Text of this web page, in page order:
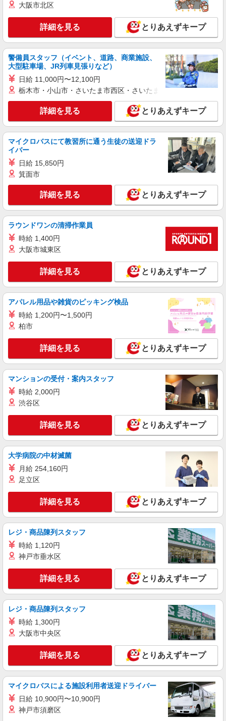
紹介予定派遣
人気機種に詳しくなれる携帯販売【docomo】
時給1400円〜1600円（経験・能力による） ※
残業代支給 ★交通費別途支給（規定あり） ゜
+゜・。○。・゜+゜・。○。・゜+゜ 入社祝い金10
万円支給(規定有) お友達を紹介頂くと, インセンテ
ィブ支給(規定有) ★月2回払い・週払い可能（規程
有）★ ゜・。○。・゜+゜・。○。・゜+゜
宮崎県宮崎市の家電量販店
キープ 詳細を見る
紹介予定派遣
株式会社シエロ
スマホ携帯販売【ドコモ】
時給1400円〜1600円（経験・能力による） ※
残業代支給 ★交通費別途支給（規定あり） ゜
+゜・。○。・゜+゜・。○。・゜+゜ 入社祝い金10
有）★ ゜・。○。・゜+゜・。○。・゜+゜
派遣社員
株式会社シエロ
【楽天モバイル】の携帯販売スタッフ
時給1650円〜1850円（経験・能力による） ※
万円支給(規定有) お友達を紹介頂くと, インセンテ
ィブ支給(規定有) ★月2回払い・週払い可能（規程
有）★ ゜・。○。・゜+゜・。○。・゜+゜
宮崎県宮崎市の楽天モバイルショップ
キープ 詳細を見る
派遣社員
株式会社シエロ
人気機種に詳しくなれる携帯販売
【softbank】
時給1400円〜1450円（経験・能力による） ※
残業代支給 ★交通費別途支給（規定あり） ゜
+゜・。○。・゜+゜・。○。・゜+゜ 入社祝い金10
万円支給(規定有) お友達を紹介頂くと, インセンテ
有）★ ゜・。○。・゜+゜・。○。・゜+゜
宮崎県宮崎市の家電量販店
キープ 詳細を見る
紹介予定派遣
株式会社シエロ
【楽天モバイル】の携帯販売スタッフ
時給1650円〜1850円（経験・能力による） ※
残業代支給 ★交通費別途支給（規定あり） ゜
+゜・。○。・゜+゜・。○。・゜+゜ 入社祝い金10
有）★ ゜・。○。・゜+゜・。○。・゜+゜
宮崎県宮崎市の楽天モバイルショップ
キープ 詳細を見る
派遣社員
株式会社シエロ
携帯販売スタッフ【softbank】
月給231500円〜256500円（経験・能力によ
る） ※上記金額に時間外手当/インセンティブが加
算 ・賞与あり・時間外手当あり（平均残業時間：
10h/月）・地域手当/職能手当あり・Workstyle支
援金（4000円/月）あり・実績によりインセンティ
ブあり ★交通費別途支給（規定あり） ゜+゜・。
○。・゜+゜・。○。・゜+゜ 入社祝い金10万円支
給(規定有) ゜・。○。・゜+゜・。○。・゜+゜
宮崎県宮崎市の家電量販店
キープ 詳細を見る
大阪市北区
詳細を見る とりあえずキープ
警備員スタッフ（イベント、道路、商業施設、
大型駐車場、JR列車見張りなど）
日給 11,000円〜12,100円
栃木市・小山市・さいたま市西区・さいたま市岩槻区・久喜市・
詳細を見る とりあえずキープ
マイクロバスにて教習所に通う生徒の送迎ドラ
イバー
日給 15,850円
箕面市
詳細を見る とりあえずキープ
ラウンドワンの清掃作業員
時給 1,400円
大阪市城東区
詳細を見る とりあえずキープ
アパレル用品や雑貨のピッキング検品
時給 1,200円〜1,500円
柏市
詳細を見る とりあえずキープ
マンションの受付・案内スタッフ
時給 2,000円
渋谷区
詳細を見る とりあえずキープ
大学病院の中材滅菌
月給 254,160円
足立区
詳細を見る とりあえずキープ
レジ・商品陳列スタッフ
時給 1,120円
神戸市垂水区
詳細を見る とりあえずキープ
レジ・商品陳列スタッフ
時給 1,300円
大阪市中央区
詳細を見る とりあえずキープ
マイクロバスによる施設利用者送迎ドライバー
日給 10,900円〜10,900円
神戸市須磨区